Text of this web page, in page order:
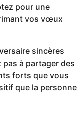
pour une
vos vœux
sincères
pas à partager des
forts que vous
que la personne